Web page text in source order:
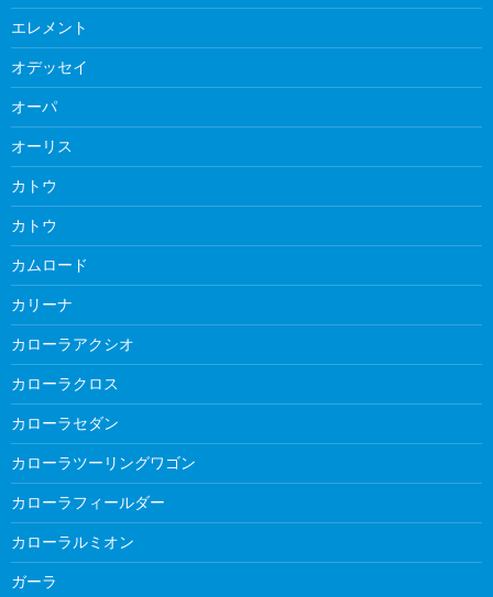
エレメント
オデッセイ
オーパ
オーリス
カトウ
カトウ
カムロード
カリーナ
カローラアクシオ
カローラクロス
カローラセダン
カローラツーリングワゴン
カローラフィールダー
カローラルミオン
ガーラ